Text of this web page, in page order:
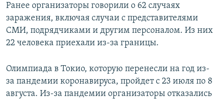
Ранее организаторы говорили о 62 случаях
заражения, включая случаи с представителями
СМИ, подрядчиками и другим персоналом. Из них
22 человека приехали из-за границы.
Олимпиада в Токио, которую перенесли на год из-
за пандемии коронавируса, пройдет с 23 июля по 8
августа. Из-за пандемии организаторы отказались